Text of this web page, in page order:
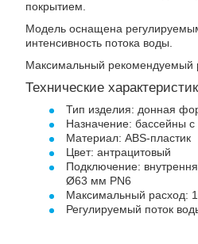
покрытием.
Модель оснащена
интенсивность потока воды.
Максимальный рекомендуемый
Технические
Тип изделия: донная
Назначение: бассейны
Материал: ABS-пластик
Цвет: антрацитовый
Подключение:
Ø63 мм PN6
Максимальный расход:
Регулируемый поток